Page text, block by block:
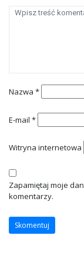
Nazwa *
E-mail *
Witryna internetowa
Zapamiętaj moje
komentarzy.